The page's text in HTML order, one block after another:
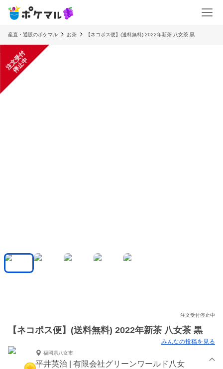
産直・通販のポケマル お茶 【ネコポス便】(送料無料) 2022年新茶 八女茶 黒
注
文
受
付
停
止
中
注文受付停止中
【ネコポス便】(送料無料) 2022年新茶 八女茶 黒
みんなの投稿を見る
福岡県八女市
平井英治 | 有限会社グリーンワールド八女